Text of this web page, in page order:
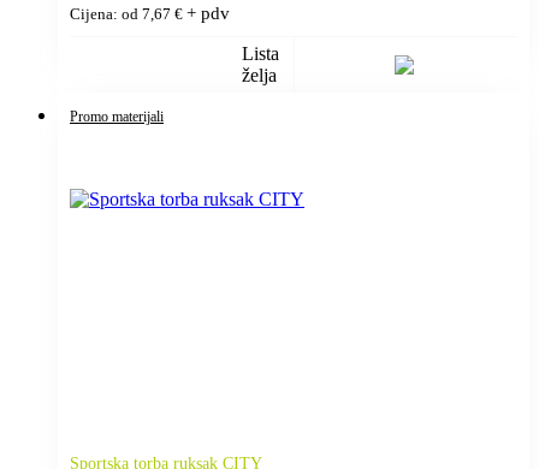
Cijena: od 7,67 € + pdv
Lista
želja
Promo materijali
Sportska torba ruksak CITY